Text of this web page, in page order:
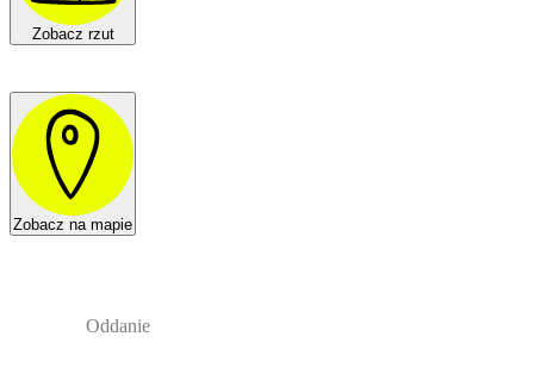
Zobacz rzut
Zobacz na mapie
Oddanie